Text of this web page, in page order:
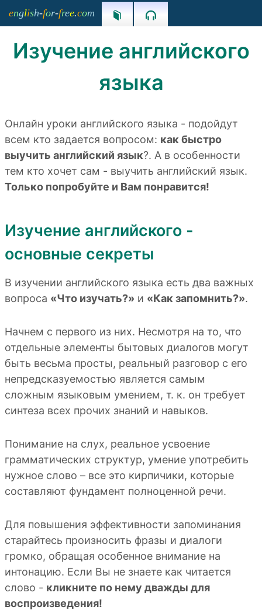
english-for-free.com  
Изучение английского
языка
Онлайн уроки английского языка - подойдут
всем кто задается вопросом: как быстро
выучить английский язык?. А в особенности
тем кто хочет сам - выучить английский язык.
Только попробуйте и Вам понравится!
Изучение английского -
основные секреты
В изучении английского языка есть два важных
вопроса «Что изучать?» и «Как запомнить?».
Начнем с первого из них. Несмотря на то, что
отдельные элементы бытовых диалогов могут
быть весьма просты, реальный разговор с его
непредсказуемостью является самым
сложным языковым умением, т. к. он требует
синтеза всех прочих знаний и навыков.
Понимание на слух, реальное усвоение
грамматических структур, умение употребить
нужное слово – все это кирпичики, которые
составляют фундамент полноценной речи.
Для повышения эффективности запоминания
старайтесь произносить фразы и диалоги
громко, обращая особенное внимание на
интонацию. Если Вы не знаете как читается
слово - кликните по нему дважды для
воспроизведения!